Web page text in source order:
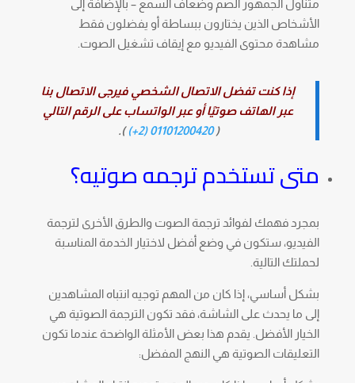
متناول الجمهور الصم وضعاف السمع – بالإضافة إلى
الأشخاص الذين يختارون ببساطة أو يفضلون فقط
مشاهدة محتوى الفيديو مع إيقاف تشغيل الصوت.
إذا كنت تفضل الاتصال الشخصي فيرجى الاتصال بنا
عبر الهاتف صوتيًا أو عبر الواتساب على الرقم التالي
(
01101200420 (2+)
).
متى تستخدم ترجمه صوتيه؟
بمجرد فهمك لفوائد ترجمة الصوت والطرق الأخرى لترجمة
الفيديو، ستكون في وضع أفضل لاختيار الخدمة المناسبة
لحملتك التالية.
بشكل أساسي، إذا كان من المهم توجيه انتباه المشاهدين
إلى ما يحدث على الشاشة، فقد تكون الترجمة الصوتية هي
الخيار الأفضل. يقدم هذا بعض الأمثلة الواضحة عندما تكون
التعليقات الصوتية هي النهج المفضل: